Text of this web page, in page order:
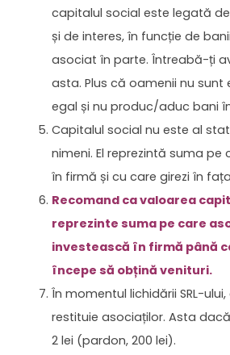
capitalul social este legată
și de interes, în funcție de
asociat în parte. Întreabă-ți
asta. Plus că oamenii nu sunt
egal și nu produc/aduc bani
Capitalul social nu este al
nimeni. El reprezintă suma pe
în firmă și cu care girezi în
Recomand ca valoarea
reprezinte suma pe care
investească în firmă până
începe să obțină venituri.
În momentul lichidării SRL-
restituie asociaților. Asta
2 lei (pardon, 200 lei).